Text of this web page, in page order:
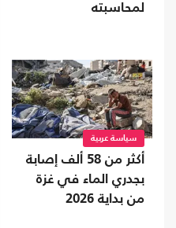
لمحاسبته
سياسة عربية
أكثر من 58 ألف إصابة
بجدري الماء في غزة
من بداية 2026